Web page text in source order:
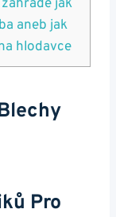
jak
aneb jak
hlodavce
Pro